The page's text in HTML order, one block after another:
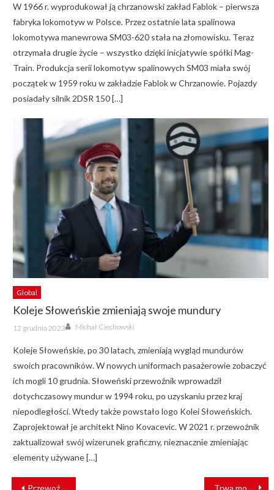
W 1966 r. wyprodukował ją chrzanowski zakład Fablok – pierwsza
fabryka lokomotyw w Polsce. Przez ostatnie lata spalinowa
lokomotywa manewrowa SM03-620 stała na złomowisku. Teraz
otrzymała drugie życie – wszystko dzięki inicjatywie spółki Mag-
Train. Produkcja serii lokomotyw spalinowych SM03 miała swój
początek w 1959 roku w zakładzie Fablok w Chrzanowie. Pojazdy
posiadały silnik 2DSR 150 […]
Global
Koleje Słoweńskie zmieniają swoje mundury
Posted
on
12 grudnia 2023 Author
Michał Ciechowski
Koleje Słoweńskie, po 30 latach, zmieniają wygląd mundurów
swoich pracowników. W nowych uniformach pasażerowie zobaczyć
ich mogli 10 grudnia. Słoweński przewoźnik wprowadził
dotychczasowy mundur w 1994 roku, po uzyskaniu przez kraj
niepodległości. Wtedy także powstało logo Kolei Słoweńskich.
Zaprojektował je architekt Nino Kovacevic. W 2021 r. przewoźnik
zaktualizował swój wizerunek graficzny, nieznacznie zmieniając
elementy używane […]
NAWIGACJA
Przewoźnik PKP Cargo podsumował inwestycje taborowe Trwa modernizacja stacji PKP Kraków Bonarka [ZDJĘCIA]